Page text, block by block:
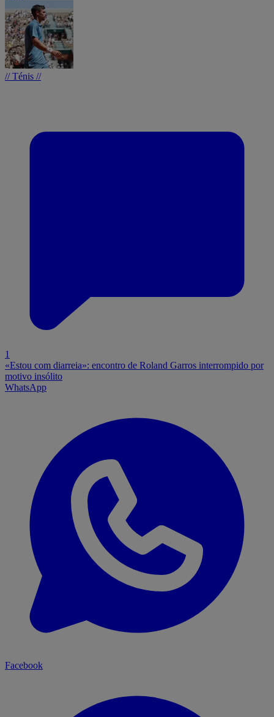
// Ténis //
1
«Estou com diarreia»: encontro de Roland Garros interrompido por
motivo insólito
WhatsApp
Facebook